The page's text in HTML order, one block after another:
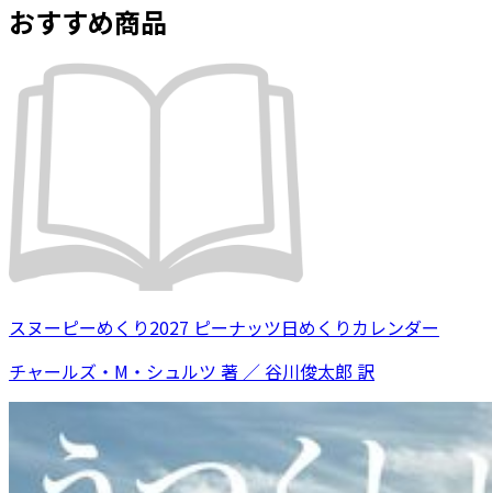
おすすめ商品
スヌーピーめくり2027 ピーナッツ日めくりカレンダー
チャールズ・M・シュルツ 著 ／ 谷川俊太郎 訳